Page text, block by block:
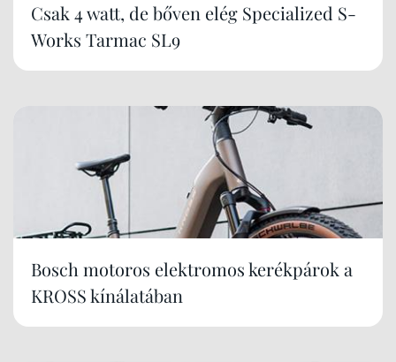
Csak 4 watt, de bőven elég Specialized S-
Works Tarmac SL9
Bosch motoros elektromos kerékpárok a
KROSS kínálatában